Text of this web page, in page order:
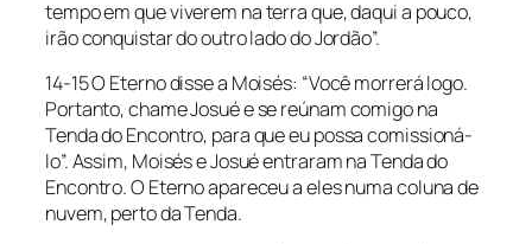
tempo em que viverem na terra que, daqui a pouco,
irão conquistar do outro lado do Jordão”.
14-15 O Eterno disse a Moisés: “Você morrerá logo.
Portanto, chame Josué e se reúnam comigo na
Tenda do Encontro, para que eu possa comissioná-
lo”. Assim, Moisés e Josué entraram na Tenda do
Encontro. O Eterno apareceu a eles numa coluna de
nuvem, perto da Tenda.